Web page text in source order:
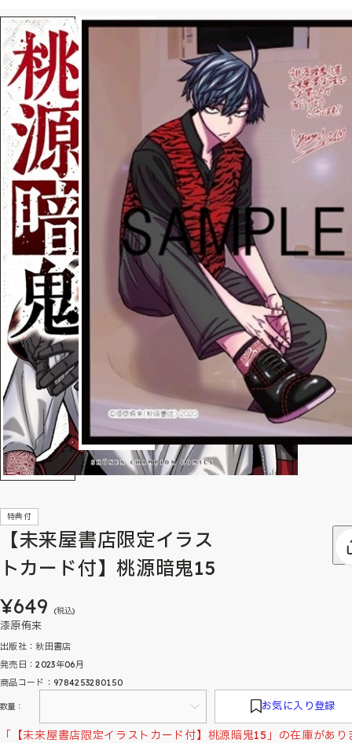
特典付
【未来屋書店限定イラス
トカード付】桃源暗鬼15
¥649 (税込)
漆原侑来
出版社：秋田書店
発売日：2023年06月
商品コード：9784253280150
数量： お気に入り登録
「【未来屋書店限定イラストカード付】桃源暗鬼15」の在庫があり